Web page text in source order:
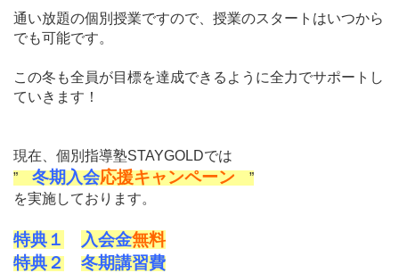
通い放題の個別授業ですので、授業のスタートはいつから
でも可能です。
この冬も全員が目標を達成できるように全力でサポートし
ていきます！
現在、 個別指導塾STAYGOLDでは
”
冬期入会応援キャンペーン
”
を実施しております。
特典１ 入会金無料
特典２
冬期講習費